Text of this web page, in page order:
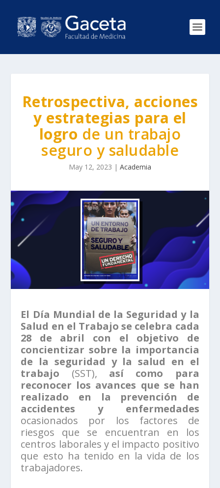
Retrospectiva, acciones
y estrategias para el
logro de un trabajo
seguro y saludable
May 12, 2023 | Academia
El Día Mundial de la Seguridad y la
Salud en el Trabajo se celebra cada
28 de abril con el objetivo de
concientizar sobre la importancia
de la seguridad y la salud en el
trabajo (SST), así como para
reconocer los avances que se han
realizado en la prevención de
accidentes y enfermedades
ocasionados por los factores de
riesgos que se encuentran en los
centros laborales y el impacto positivo
que esto ha tenido en la vida de los
trabajadores.